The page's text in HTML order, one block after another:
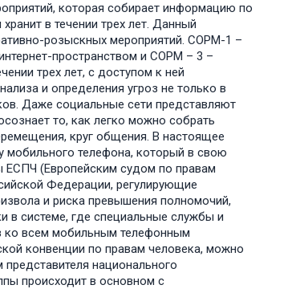
которая собирает информацию по
в течении трех лет. Данный
розыскных мероприятий. СОРМ-1 –
пространством и СОРМ – 3 –
трех лет, с доступом к ней
и определения угроз не только в
Даже социальные сети представляют
то, как легко можно собрать
круг общения. В настоящее
мобильного телефона, который в свою
ЕСПЧ (Европейским судом по правам
Федерации, регулирующие
и риска превышения полномочий,
системе, где специальные службы и
ко всем мобильным телефонным
конвенции по правам человека, можно
национального
происходит в основном с